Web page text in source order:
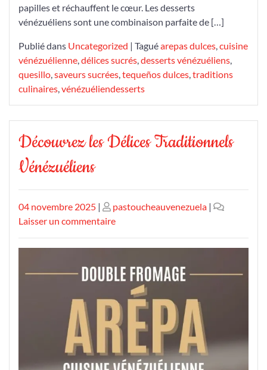
papilles et réchauffent le cœur. Les desserts
vénézuéliens sont une combinaison parfaite de […]
Publié dans Uncategorized | Taguéarepas dulces cuisine
vénézuélienne délices sucrés desserts vénézuéliens
quesillo saveurs sucrées tequeños dulces traditions
culinaires vénézuéliendesserts
Découvrez les Délices Traditionnels
Vénézuéliens
Publié
le
04 novembre 2025 | Publié
le
pastoucheauvenezuela |
Laisser un commentairesur
les
Traditionnels
Vénézuéliens